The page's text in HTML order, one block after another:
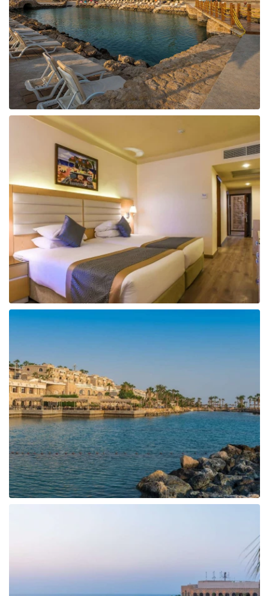
Taizeme
Turcija
Apvienotie Arābu Emirāti
Itālija
Kipra
Dominikānas Republika
Vjetnama
Tanzānija
Bulgārija
Melnkalne
Šrilanka
Tunisija
Albānija